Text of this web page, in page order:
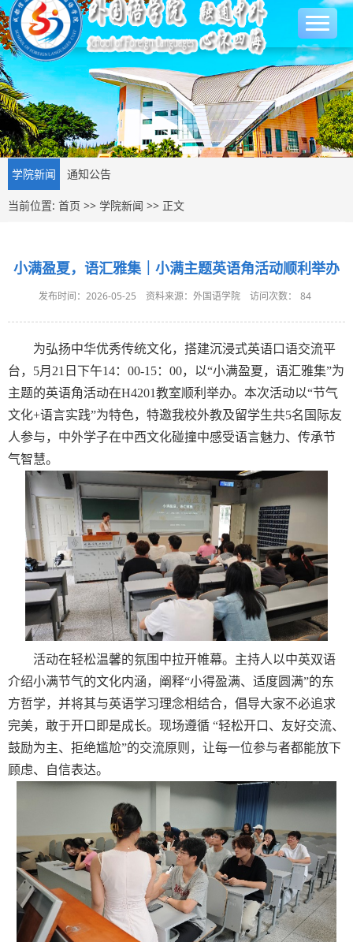
学院新闻 通知公告
当前位置: 首页 >> 学院新闻 >> 正文
小满盈夏，语汇雅集｜小满主题英语角活动顺利举办
发布时间：2026-05-25 资料来源：外国语学院 访问次数： 84
为弘扬中华优秀传统文化，搭建沉浸式英语口语交流平
台， 5月21日下午14：00-15：00，以“小满盈夏，语汇雅集”为
主题的英语角活动在H4201教室顺利举办。本次活动以“节气
文化+语言实践”为特色， 特邀我校外教及留学生共5名国际友
人参与， 中外学子在中西文化碰撞中感受语言魅力、传承节
气智慧。
活动在轻松温馨的氛围中拉开帷幕。主持人以中英双语
介绍小满节气的文化内涵，阐释“小得盈满、适度圆满”的东
方哲学，并将其与英语学习理念相结合，倡导大家不必追求
完美，敢于开口即是成长。现场遵循 “轻松开口、友好交流、
鼓励为主、拒绝尴尬”的交流原则，让每一位参与者都能放下
顾虑、自信表达。